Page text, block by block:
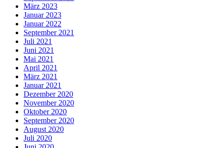
März 2023
Januar 2023
Januar 2022
September 2021
Juli 2021
Juni 2021
Mai 2021
April 2021
März 2021
Januar 2021
Dezember 2020
November 2020
Oktober 2020
September 2020
August 2020
Juli 2020